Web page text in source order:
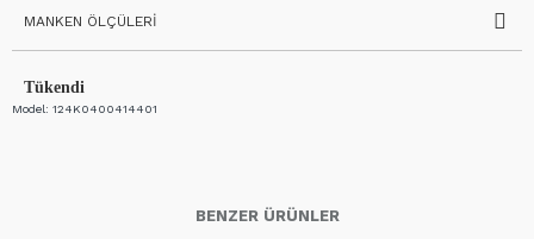
Tükendi
Model: 124K0400414401
MANKEN ÖLÇÜLERI
BENZER ÜRÜNLER